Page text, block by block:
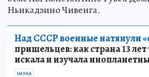
Ньикадзино Чивенга.
Над СССР военные натянули
пришельцев: как страна 13
искала и изучала
НАУКА